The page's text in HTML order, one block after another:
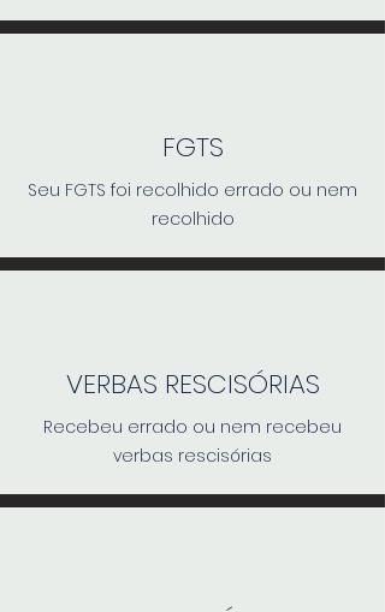
FGTS
Seu FGTS foi recolhido errado ou nem
recolhido
VERBAS RESCISÓRIAS
Recebeu errado ou nem recebeu
verbas rescisórias